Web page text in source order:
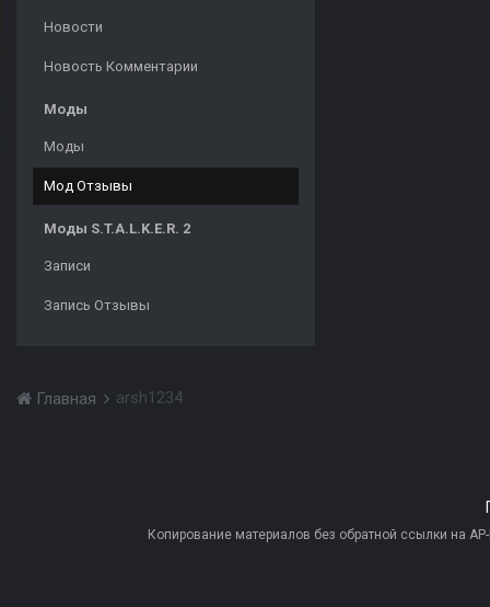
Новости
Новость Комментарии
Моды
Моды
Мод Отзывы
Моды S.T.A.L.K.E.R. 2
Записи
Запись Отзывы
Главная arsh1234
Копирование материалов без обратной ссылки на